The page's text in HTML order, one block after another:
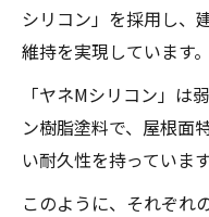
シリコン」を採用し、
維持を実現しています。
「ヤネMシリコン」は
ン樹脂塗料で、屋根面
い耐久性を持っています
このように、それぞれ